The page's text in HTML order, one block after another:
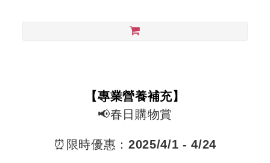
【專業營養補充】
📢春日 購物賞
⏰限時優惠： 2025/4/1 - 4/24